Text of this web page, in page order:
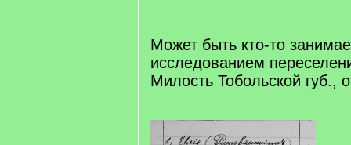
Может быть кто-то
исследованием
Милость Тобольской губ.,